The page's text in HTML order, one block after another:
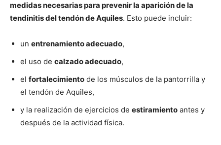
medidas necesarias para prevenir la aparición de la
tendinitis del tendón de Aquiles. Esto puede incluir:
un entrenamiento adecuado,
el uso de calzado adecuado,
el fortalecimiento de los músculos de la pantorrilla y
el tendón de Aquiles,
y la realización de ejercicios de estiramiento antes y
después de la actividad física.